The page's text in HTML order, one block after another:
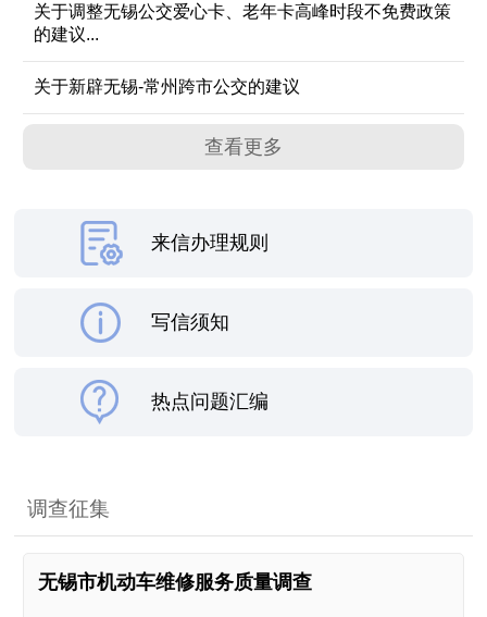
关于调整无锡公交爱心卡、老年卡高峰时段不免费政策
的建议...
关于新辟无锡-常州跨市公交的建议
查看更多
来信办理规则
写信须知
热点问题汇编
调查征集
无锡市机动车维修服务质量调查